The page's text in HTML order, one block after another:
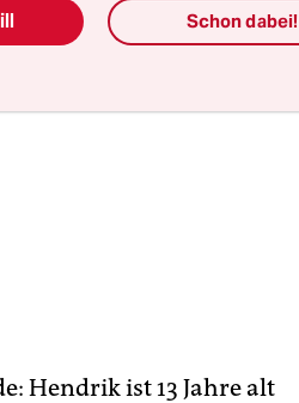
Hendrik ist 13 Jahre alt
Schon dabei!